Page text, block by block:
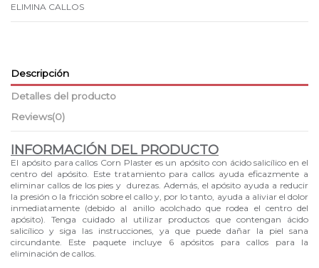
ELIMINA CALLOS
Descripción
Detalles del producto
Reviews(0)
INFORMACIÓN DEL PRODUCTO
El apósito para callos Corn Plaster es un apósito con ácido salicílico en el
centro del apósito. Este tratamiento para callos ayuda eficazmente a
eliminar callos de los pies y durezas. Además, el apósito ayuda a reducir
la presión o la fricción sobre el callo y, por lo tanto, ayuda a aliviar el dolor
inmediatamente (debido al anillo acolchado que rodea el centro del
apósito). Tenga cuidado al utilizar productos que contengan ácido
salicílico y siga las instrucciones, ya que puede dañar la piel sana
circundante. Este paquete incluye 6 apósitos para callos para la
eliminación de callos.